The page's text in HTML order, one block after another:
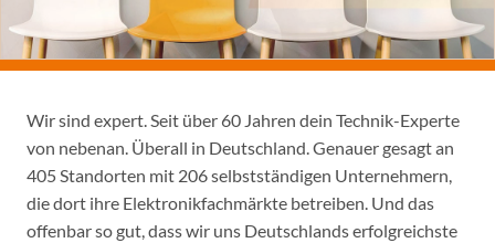
Wir sind expert. Seit über 60 Jahren dein Technik-Experte
von nebenan. Überall in Deutschland. Genauer gesagt an
405 Standorten mit 206 selbstständigen Unternehmern,
die dort ihre Elektronikfachmärkte betreiben. Und das
offenbar so gut, dass wir uns Deutschlands erfolgreichste